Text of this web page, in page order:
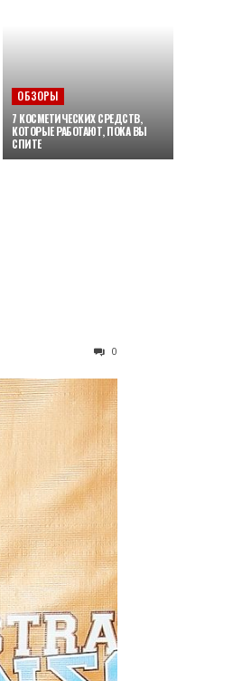
ОБЗОРЫ
7 КОСМЕТИЧЕСКИХ СРЕДСТВ,
КОТОРЫЕ РАБОТАЮТ, ПОКА ВЫ
СПИТЕ
0